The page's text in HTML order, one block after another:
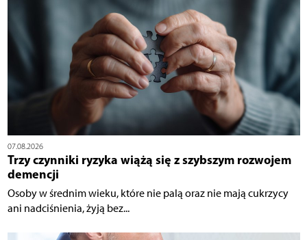
07.08.2026
Trzy czynniki ryzyka wiążą się z szybszym rozwojem
demencji
Osoby w średnim wieku, które nie palą oraz nie mają cukrzycy
ani nadciśnienia, żyją bez...